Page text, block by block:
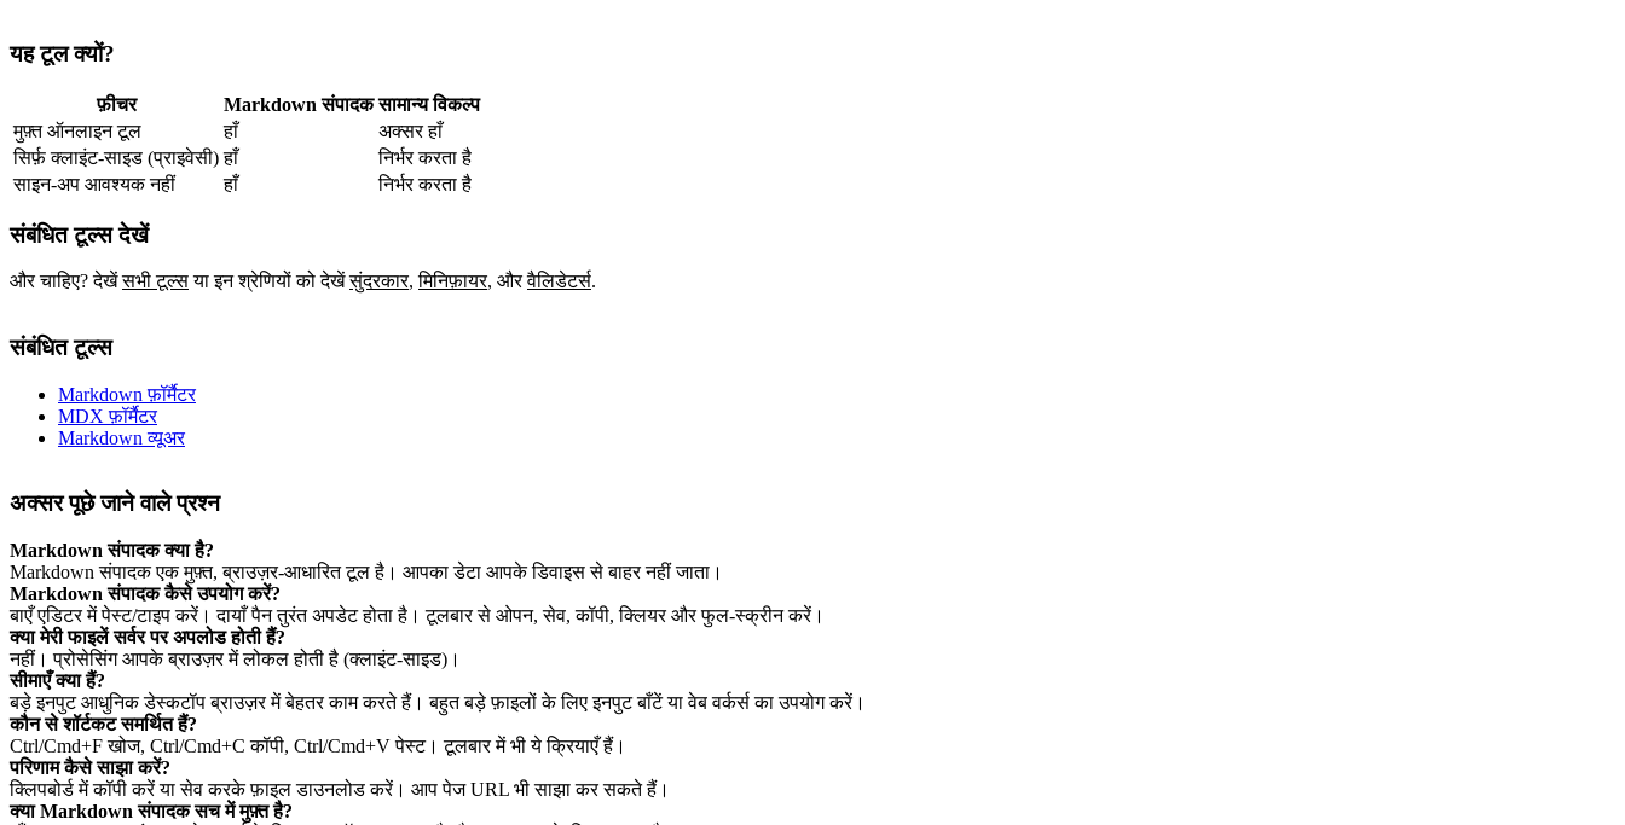
यह टूल क्यों?
फ़ीचर Markdown संपादक सामान्य विकल्प
मुफ़्त ऑनलाइन टूल
हाँ
अक्सर हाँ
सिर्फ़ क्लाइंट‑साइड (प्राइवेसी) हाँ
निर्भर करता है
साइन‑अप आवश्यक नहीं
हाँ निर्भर करता है
संबंधित टूल्स देखें
और चाहिए? देखें सभी टूल्स या इन श्रेणियों को देखें सुंदरकार,मिनिफ़ायर, और वैलिडेटर्स.
संबंधित टूल्स
Markdown फ़ॉर्मैटर
MDX फ़ॉर्मैटर
Markdown व्यूअर
अक्सर पूछे जाने वाले प्रश्न
Markdown संपादक क्या है?
Markdown संपादक एक मुफ़्त, ब्राउज़र‑आधारित टूल है। आपका डेटा आपके डिवाइस से बाहर नहीं जाता।
Markdown संपादक कैसे उपयोग करें?
बाएँ एडिटर में पेस्ट/टाइप करें। दायाँ पैन तुरंत अपडेट होता है। टूलबार से ओपन, सेव, कॉपी, क्लियर और फुल‑स्क्रीन करें।
क्या मेरी फाइलें सर्वर पर अपलोड होती हैं?
नहीं। प्रोसेसिंग आपके ब्राउज़र में लोकल होती है (क्लाइंट‑साइड)।
सीमाएँ क्या हैं?
बड़े इनपुट आधुनिक डेस्कटॉप ब्राउज़र में बेहतर काम करते हैं। बहुत बड़े फ़ाइलों के लिए इनपुट बाँटें या वेब वर्कर्स का उपयोग करें।
कौन से शॉर्टकट समर्थित हैं?
Ctrl/Cmd+F खोज, Ctrl/Cmd+C कॉपी, Ctrl/Cmd+V पेस्ट। टूलबार में भी ये क्रियाएँ हैं।
परिणाम कैसे साझा करें?
क्लिपबोर्ड में कॉपी करें या सेव करके फ़ाइल डाउनलोड करें। आप पेज URL भी साझा कर सकते हैं।
क्या Markdown संपादक सच में मुफ़्त है?